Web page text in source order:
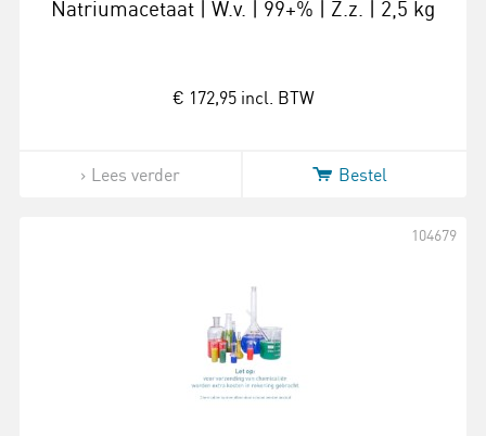
Natriumacetaat | W.v. | 99+% | Z.z. | 2,5 kg
€ 172,95 incl. BTW
Lees verder Bestel
104679